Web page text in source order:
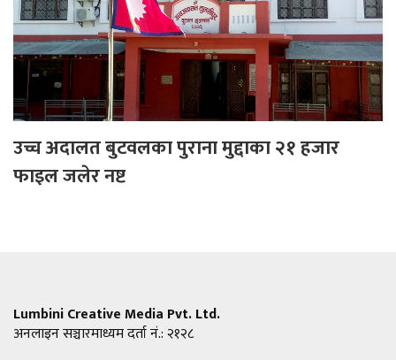
उच्च अदालत बुटवलका पुराना मुद्दाका २१ हजार
फाइल जलेर नष्ट
Lumbini Creative Media Pvt. Ltd.
अनलाइन सञ्चारमाध्यम दर्ता नं.: २१२८